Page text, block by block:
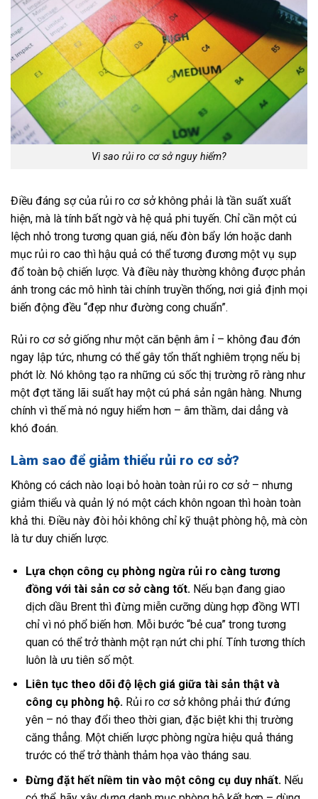
Vì sao rủi ro cơ sở nguy hiểm?
Điều đáng sợ của rủi ro cơ sở không phải là tần suất xuất
hiện, mà là tính bất ngờ và hệ quả phi tuyến. Chỉ cần một cú
lệch nhỏ trong tương quan giá, nếu đòn bẩy lớn hoặc danh
mục rủi ro cao thì hậu quả có thể tương đương một vụ sụp
đổ toàn bộ chiến lược. Và điều này thường không được phản
ánh trong các mô hình tài chính truyền thống, nơi giả định mọi
biến động đều “đẹp như đường cong chuẩn”.
Rủi ro cơ sở giống như một căn bệnh âm ỉ – không đau đớn
ngay lập tức, nhưng có thể gây tổn thất nghiêm trọng nếu bị
phớt lờ. Nó không tạo ra những cú sốc thị trường rõ ràng như
một đợt tăng lãi suất hay một cú phá sản ngân hàng. Nhưng
chính vì thế mà nó nguy hiểm hơn – âm thầm, dai dẳng và
khó đoán.
Làm sao để giảm thiểu rủi ro cơ sở?
Không có cách nào loại bỏ hoàn toàn rủi ro cơ sở – nhưng
giảm thiểu và quản lý nó một cách khôn ngoan thì hoàn toàn
khả thi. Điều này đòi hỏi không chỉ kỹ thuật phòng hộ, mà còn
là tư duy chiến lược.
Lựa chọn công cụ phòng ngừa rủi ro càng tương
đồng với tài sản cơ sở càng tốt. Nếu bạn đang giao
dịch dầu Brent thì đừng miễn cưỡng dùng hợp đồng WTI
chỉ vì nó phổ biến hơn. Mỗi bước “bẻ cua” trong tương
quan có thể trở thành một rạn nứt chi phí. Tính tương thích
luôn là ưu tiên số một.
Liên tục theo dõi độ lệch giá giữa tài sản thật và
công cụ phòng hộ.Rủi ro cơ sở không phải thứ đứng
yên – nó thay đổi theo thời gian, đặc biệt khi thị trường
căng thẳng. Một chiến lược phòng ngừa hiệu quả tháng
trước có thể trở thành thảm họa vào tháng sau.
Đừng đặt hết niềm tin vào một công cụ duy nhất. Nếu